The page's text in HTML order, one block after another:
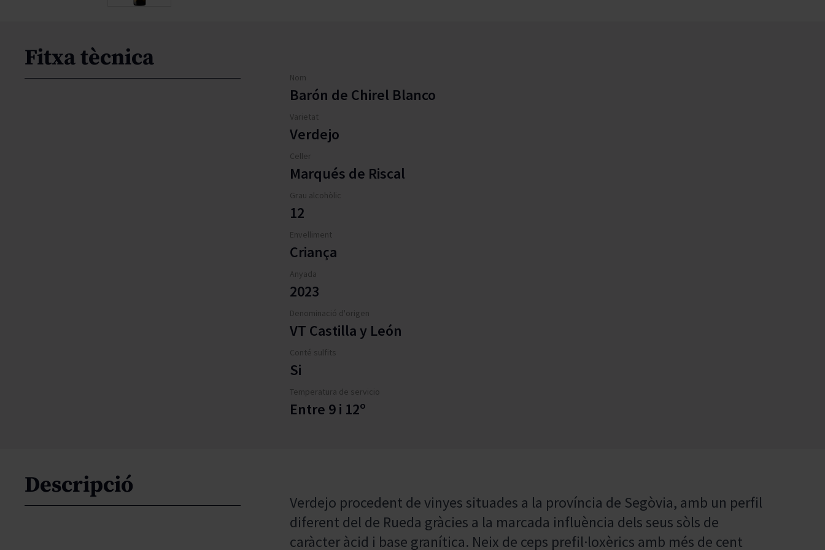
Fitxa tècnica
Nom
Barón de Chirel Blanco
Varietat
Verdejo
Celler
Marqués de Riscal
Grau alcohòlic
12
Envelliment
Criança
Anyada
2023
Denominació d'origen
VT Castilla y León
Conté sulfits
Si
Temperatura de servicio
Entre 9 i 12º
Descripció
Verdejo procedent de vinyes situades a la província de Segòvia, amb un perfil
diferent del de Rueda gràcies a la marcada influència dels seus sòls de
caràcter àcid i base granítica. Neix de ceps prefil·loxèrics amb més de cent